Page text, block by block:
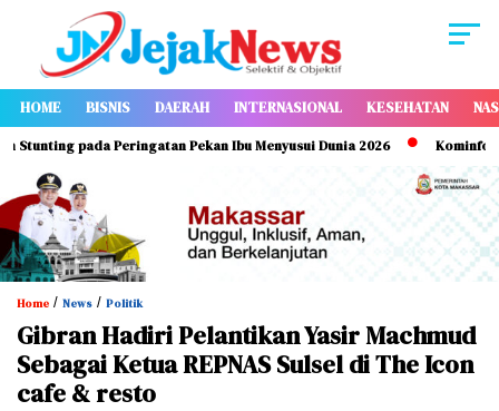
HOME BISNIS DAERAH INTERNASIONAL KESEHATAN
pada Peringatan Pekan Ibu Menyusui Dunia 2026 Kominfo
Home / News / Politik
Gibran Hadiri Pelantikan Yasir Machmud
Sebagai Ketua REPNAS Sulsel di The Icon
cafe & resto